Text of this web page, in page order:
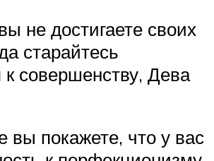
не достигаете своих
старайтесь
к совершенству, Дева
покажете, что у вас